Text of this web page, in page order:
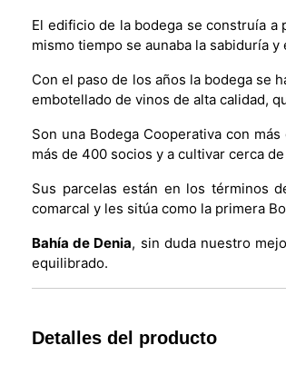
El edificio de la bodega se construía
mismo tiempo se aunaba la sabiduría
Con el paso de los años la bodega se
embotellado de vinos de alta calidad,
Son una Bodega Cooperativa con
más de 400 socios y a cultivar cerca
Sus parcelas están en los términos
comarcal y les sitúa como la primera
Bahía de Denia, sin duda nuestro
equilibrado.
Detalles del producto